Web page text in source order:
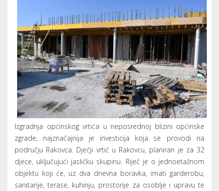
Izgradnja općinskog vrtića u neposrednoj blizini općinske
zgrade, najznačajnija je investicija koja se provodi na
području Rakovca. Dječji vrtić u Rakovcu, planiran je za 32
djece, uključujući jasličku skupinu. Riječ je o jednoetažnom
objektu koji će, uz dva dnevna boravka, imati garderobu,
sanitarije, terase, kuhinju, prostorije za osoblje i upravu te